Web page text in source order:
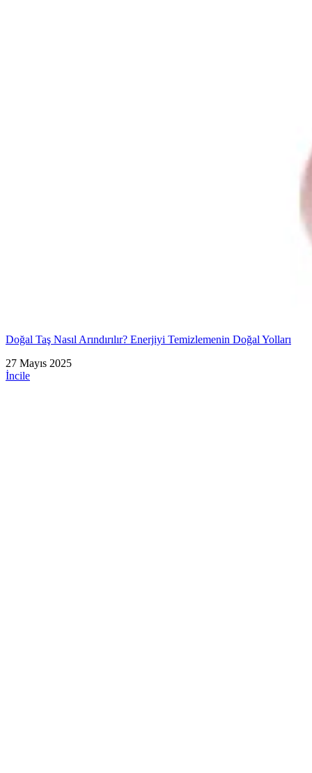
Doğal Taş Nasıl Arındırılır? Enerjiyi Temizlemenin Doğal Yolları
27 Mayıs 2025
İncile